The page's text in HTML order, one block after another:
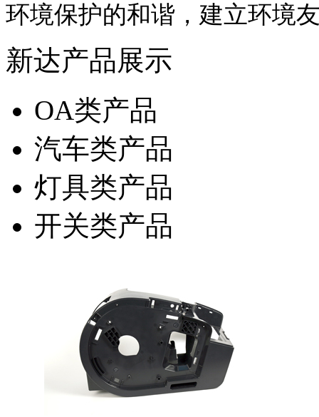
环境保护的和谐，建立环境
新达产品展示
OA类产品
汽车类产品
灯具类产品
开关类产品